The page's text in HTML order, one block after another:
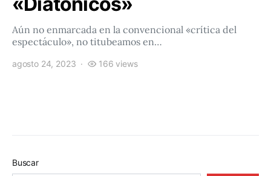
Aún no enmarcada en la convencional «crítica del
espectáculo», no titubeamos en…
agosto 24, 2023 166 views
Buscar